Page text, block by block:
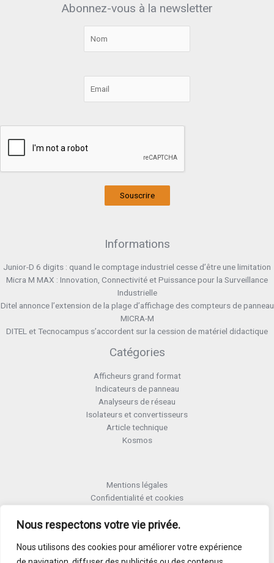
Nous respectons votre vie privée.
Nous utilisons des cookies pour améliorer votre expérience
Abonnez-vous à la newsletter
Souscrire
Informations
Junior-D 6 digits : quand le comptage industriel cesse d’être une limitation
Micra M MAX : Innovation, Connectivité et Puissance pour la Surveillance
Industrielle
Ditel annonce l’extension de la plage d’affichage des compteurs de panneau
MICRA-M
DITEL et Tecnocampus s’accordent sur la cession de matériel didactique
Catégories
Afficheurs grand format
Indicateurs de panneau
Analyseurs de réseau
Isolateurs et convertisseurs
Article technique
Kosmos
Mentions légales
Confidentialité et cookies
Termes et conditions RMA
Activer Garantie